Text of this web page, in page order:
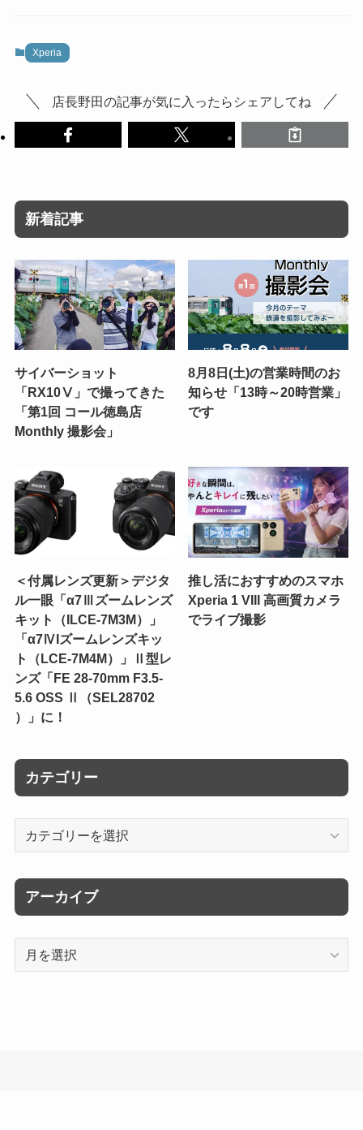
Xperia
店長野田の記事が気に入ったらシェアしてね
新着記事
サイバーショット
「RX10Ⅴ」で撮ってきた
「第1回 コール徳島店
Monthly 撮影会」
8月8日(土)の営業時間のお
知らせ「13時～20時営業」
です
＜付属レンズ更新＞デジタ
ル一眼「α7Ⅲズームレンズ
キット（ILCE-7M3M）」
「α7ⅣIズームレンズキッ
ト（LCE-7M4M）」Ⅱ型レ
ンズ「FE 28-70mm F3.5-
5.6 OSS Ⅱ（SEL28702
）」に！
推し活におすすめのスマホ
Xperia 1 VIII 高画質カメラ
でライブ撮影
カテゴリー
リ
ー
アーカイブ